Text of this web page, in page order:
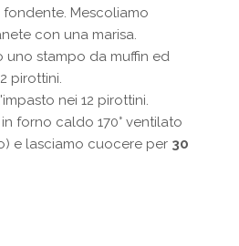
Mescoliamo
con una marisa.
uno stampo da muffin ed
pirottini.
nei 12 pirottini.
forno caldo 170° ventilato
e lasciamo cuocere per 30